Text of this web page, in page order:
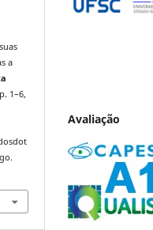
a
1–6,
Avaliação